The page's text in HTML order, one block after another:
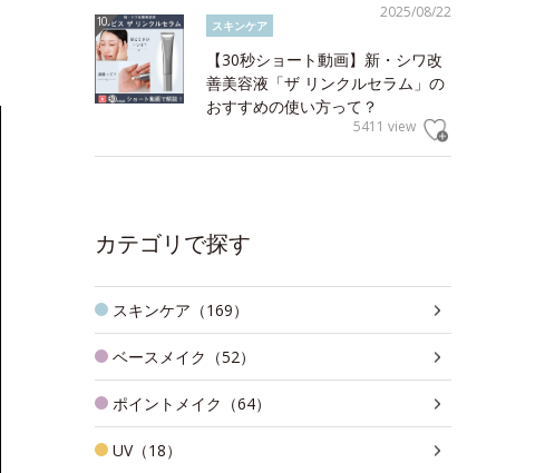
2025/08/22
スキンケア
【30秒ショート動画】新・シワ改
善美容液「ザ リンクルセラム」の
おすすめの使い方って？
5411 view
カテゴリで探す
スキンケア（169）
ベースメイク（52）
ポイントメイク（64）
UV（18）